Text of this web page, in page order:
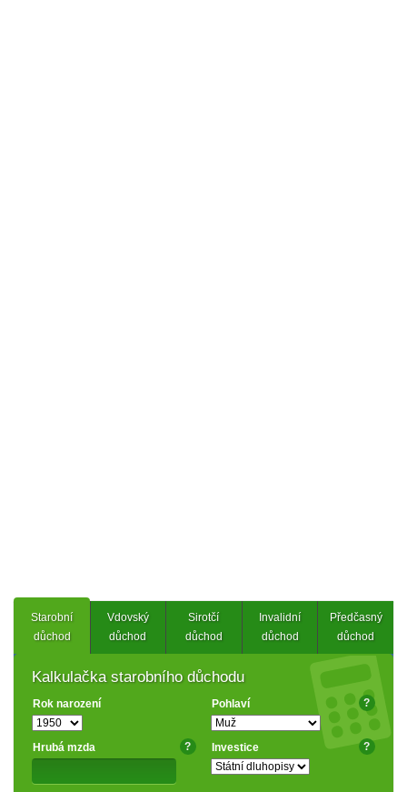
Starobní
důchod
Vdovský
důchod
Sirotčí
důchod
Invalidní
důchod
Předčasný
důchod
Kalkulačka starobního důchodu
Rok narození Pohlaví ?
Hrubá mzda ? Investice ?